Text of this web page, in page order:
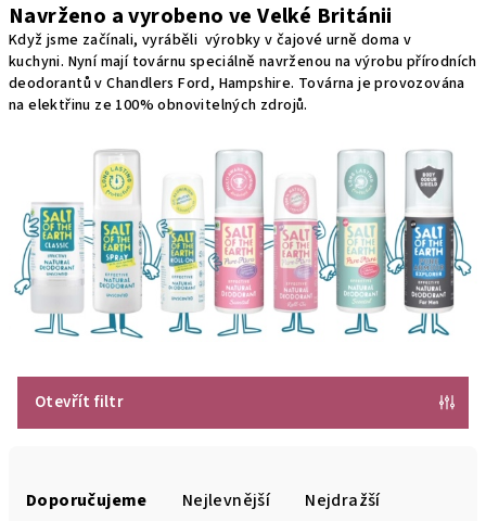
Navrženo a vyrobeno ve Velké Británii
Když jsme začínali, vyráběli výrobky v čajové urně doma v
kuchyni. Nyní mají továrnu speciálně navrženou na výrobu přírodních
deodorantů v Chandlers Ford, Hampshire. Továrna je provozována
na elektřinu ze 100% obnovitelných zdrojů.
Otevřít filtr
Doporučujeme Nejlevnější Nejdražší